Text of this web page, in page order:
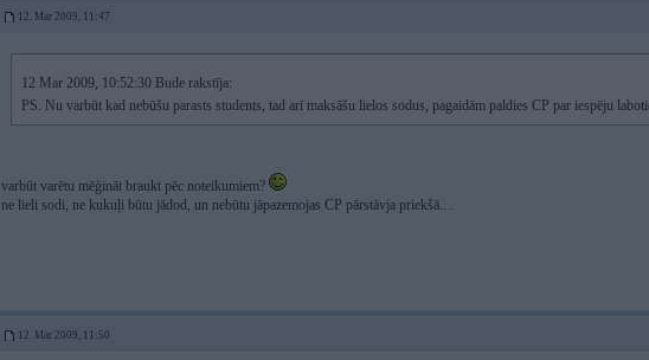
12. Mar 2009, 11:47
12 Mar 2009, 10:52:30 Bude rakstīja:
PS. Nu varbūt kad nebūšu parasts students, tad arī maksāšu lielos sodus, pagaidām paldies CP par iespēju
varbūt varētu mēģināt braukt pēc noteikumiem?
ne lieli sodi, ne kukuļi būtu jādod, un nebūtu jāpazemojas CP pārstāvja priekšā.. .
12. Mar 2009, 11:50